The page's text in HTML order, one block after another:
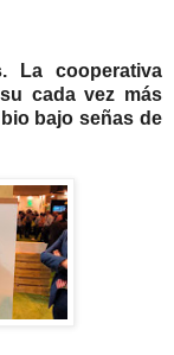
La cooperativa
cada vez más
bajo señas de